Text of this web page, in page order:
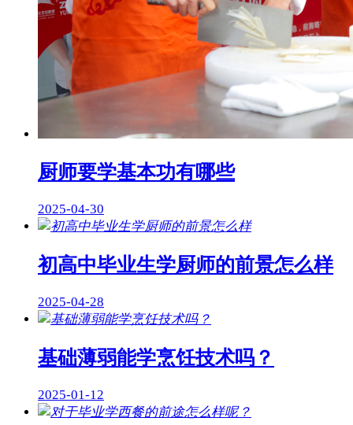
厨师要学基本功有哪些
2025-04-30
初高中毕业生学厨师的前景怎么样
2025-04-28
基础薄弱能学烹饪技术吗？
2025-01-12